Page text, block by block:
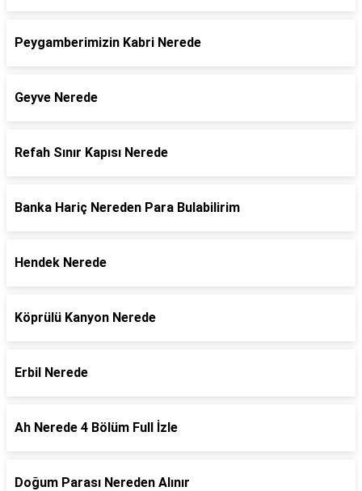
Peygamberimizin Kabri Nerede
Geyve Nerede
Refah Sınır Kapısı Nerede
Banka Hariç Nereden Para Bulabilirim
Hendek Nerede
Köprülü Kanyon Nerede
Erbil Nerede
Ah Nerede 4 Bölüm Full İzle
Doğum Parası Nereden Alınır